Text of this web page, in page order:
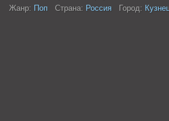
Жанр: Поп Страна: Россия Город: